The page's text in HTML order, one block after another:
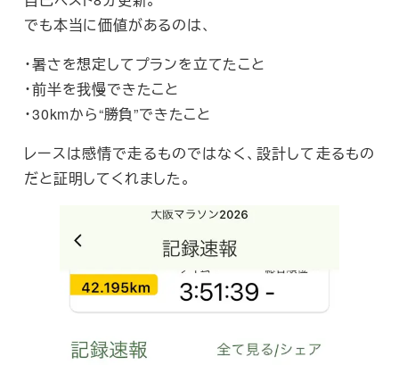
でも本当に価値があるのは、
・暑さを想定してプランを立てたこと
・前半を我慢できたこと
・30kmから“勝負”できたこと
レースは感情で走るものではなく、設計して走るもの
だと証明してくれました。